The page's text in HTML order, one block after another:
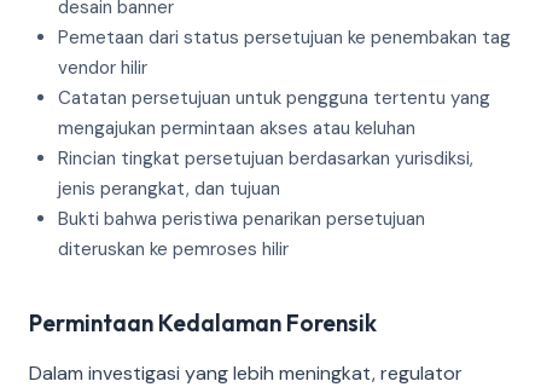
desain banner
Pemetaan dari status persetujuan ke penembakan tag
vendor hilir
Catatan persetujuan untuk pengguna tertentu yang
mengajukan permintaan akses atau keluhan
Rincian tingkat persetujuan berdasarkan yurisdiksi,
jenis perangkat, dan tujuan
Bukti bahwa peristiwa penarikan persetujuan
diteruskan ke pemroses hilir
Permintaan Kedalaman Forensik
Dalam investigasi yang lebih meningkat, regulator